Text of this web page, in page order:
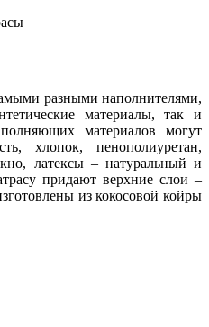
разными наполнителями,
материалы, так и
материалов могут
хлопок, пенополиуретан,
латексы – натуральный и
придают верхние слои –
из кокосовой койры